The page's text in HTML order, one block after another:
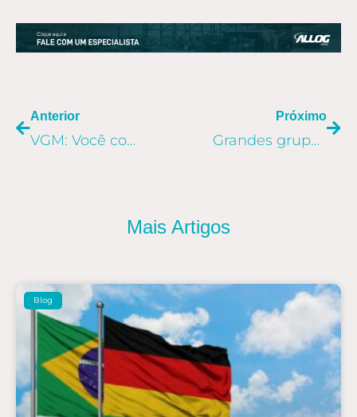
Anterior
VGM: Você controla peso de seus contêineres?
Próximo
Grandes grupos portuários pagam prêmio alto pelo Brasil
Mais Artigos
Blog